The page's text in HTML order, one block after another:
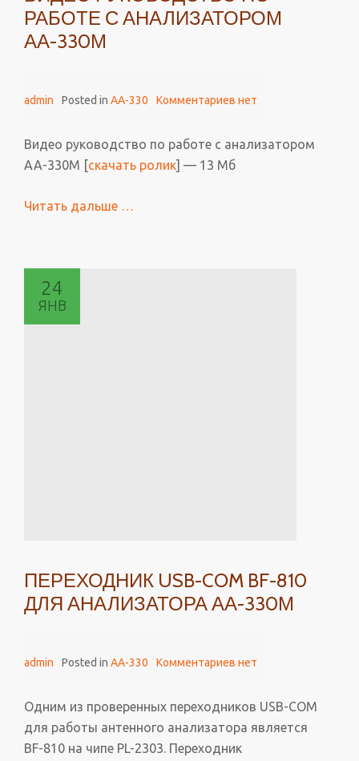
РАБОТЕ С АНАЛИЗАТОРОМ
АА-330М
admin Posted in AA-330 Комментариев нет
Видео руководство по работе с анализатором
АА-330М [скачать ролик] — 13 Мб
Читать дальше проВидео
…
24
ЯНВ
ПЕРЕХОДНИК USB-COM BF-810
ДЛЯ АНАЛИЗАТОРА АА-330М
admin Posted in AA-330 Комментариев нет
Одним из проверенных переходников USB-COM
для работы антенного анализатора является
BF-810 на чипе PL-2303. Переходник